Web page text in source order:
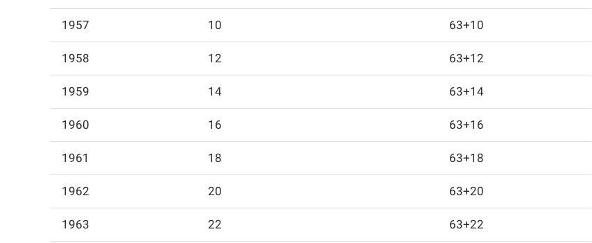
1957 10 63+10
1958 12 63+12
1959 14 63+14
1960 16 63+16
1961 18 63+18
1962 20 63+20
1963 22 63+22